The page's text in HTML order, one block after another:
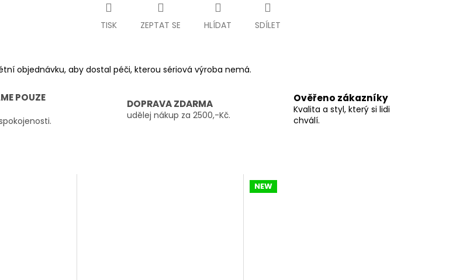
TISK ZEPTAT SE HLÍDAT SDÍLET
objednávku, aby dostal péči, kterou sériová výroba nemá.
POUZE
DOPRAVA ZDARMA
udělej nákup za 2500,-Kč.
Ověřeno zákazníky
Kvalita a styl, který si lidi
chválí.
NEW